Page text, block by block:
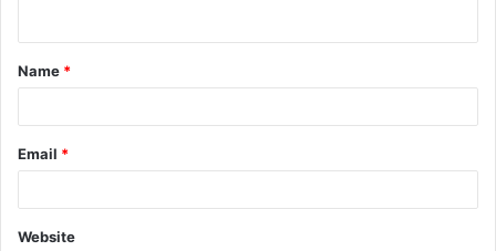
Name *
Email *
Website